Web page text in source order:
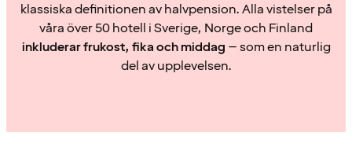
klassiska definitionen av halvpension. Alla vistelser på
våra över 50 hotell i Sverige, Norge och Finland
inkluderar frukost, fika och middag – som en naturlig
del av upplevelsen.